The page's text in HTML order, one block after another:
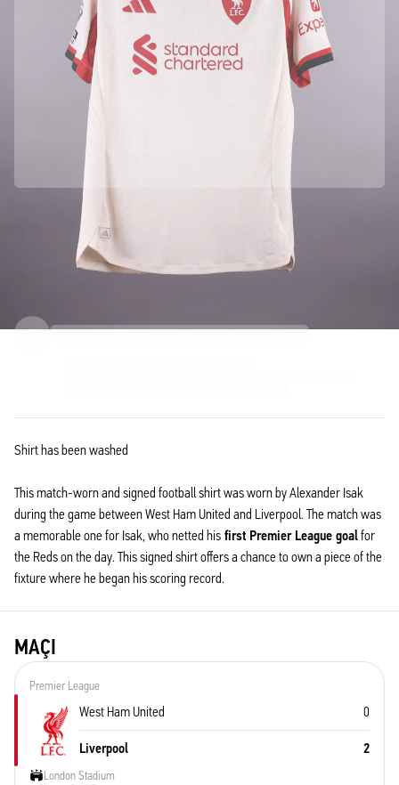
Liverpool FC ile resmi ortaklık
Bu ürünün orijinal olduğundan emin olmak için doğrudan Liverpool FC takımından temin ettik.
Orijinalliği Fabricks ile doğrulandı
Shirt has been washed
This match-worn and signed football shirt was worn by Alexander Isak
during the game between West Ham United and Liverpool. The match was
a memorable one for Isak, who netted his first Premier League goalfor
the Reds on the day. This signed shirt offers a chance to own a piece of the
fixture where he began his scoring record.
MAÇI
Premier League
West Ham United 0
Liverpool 2
London Stadium